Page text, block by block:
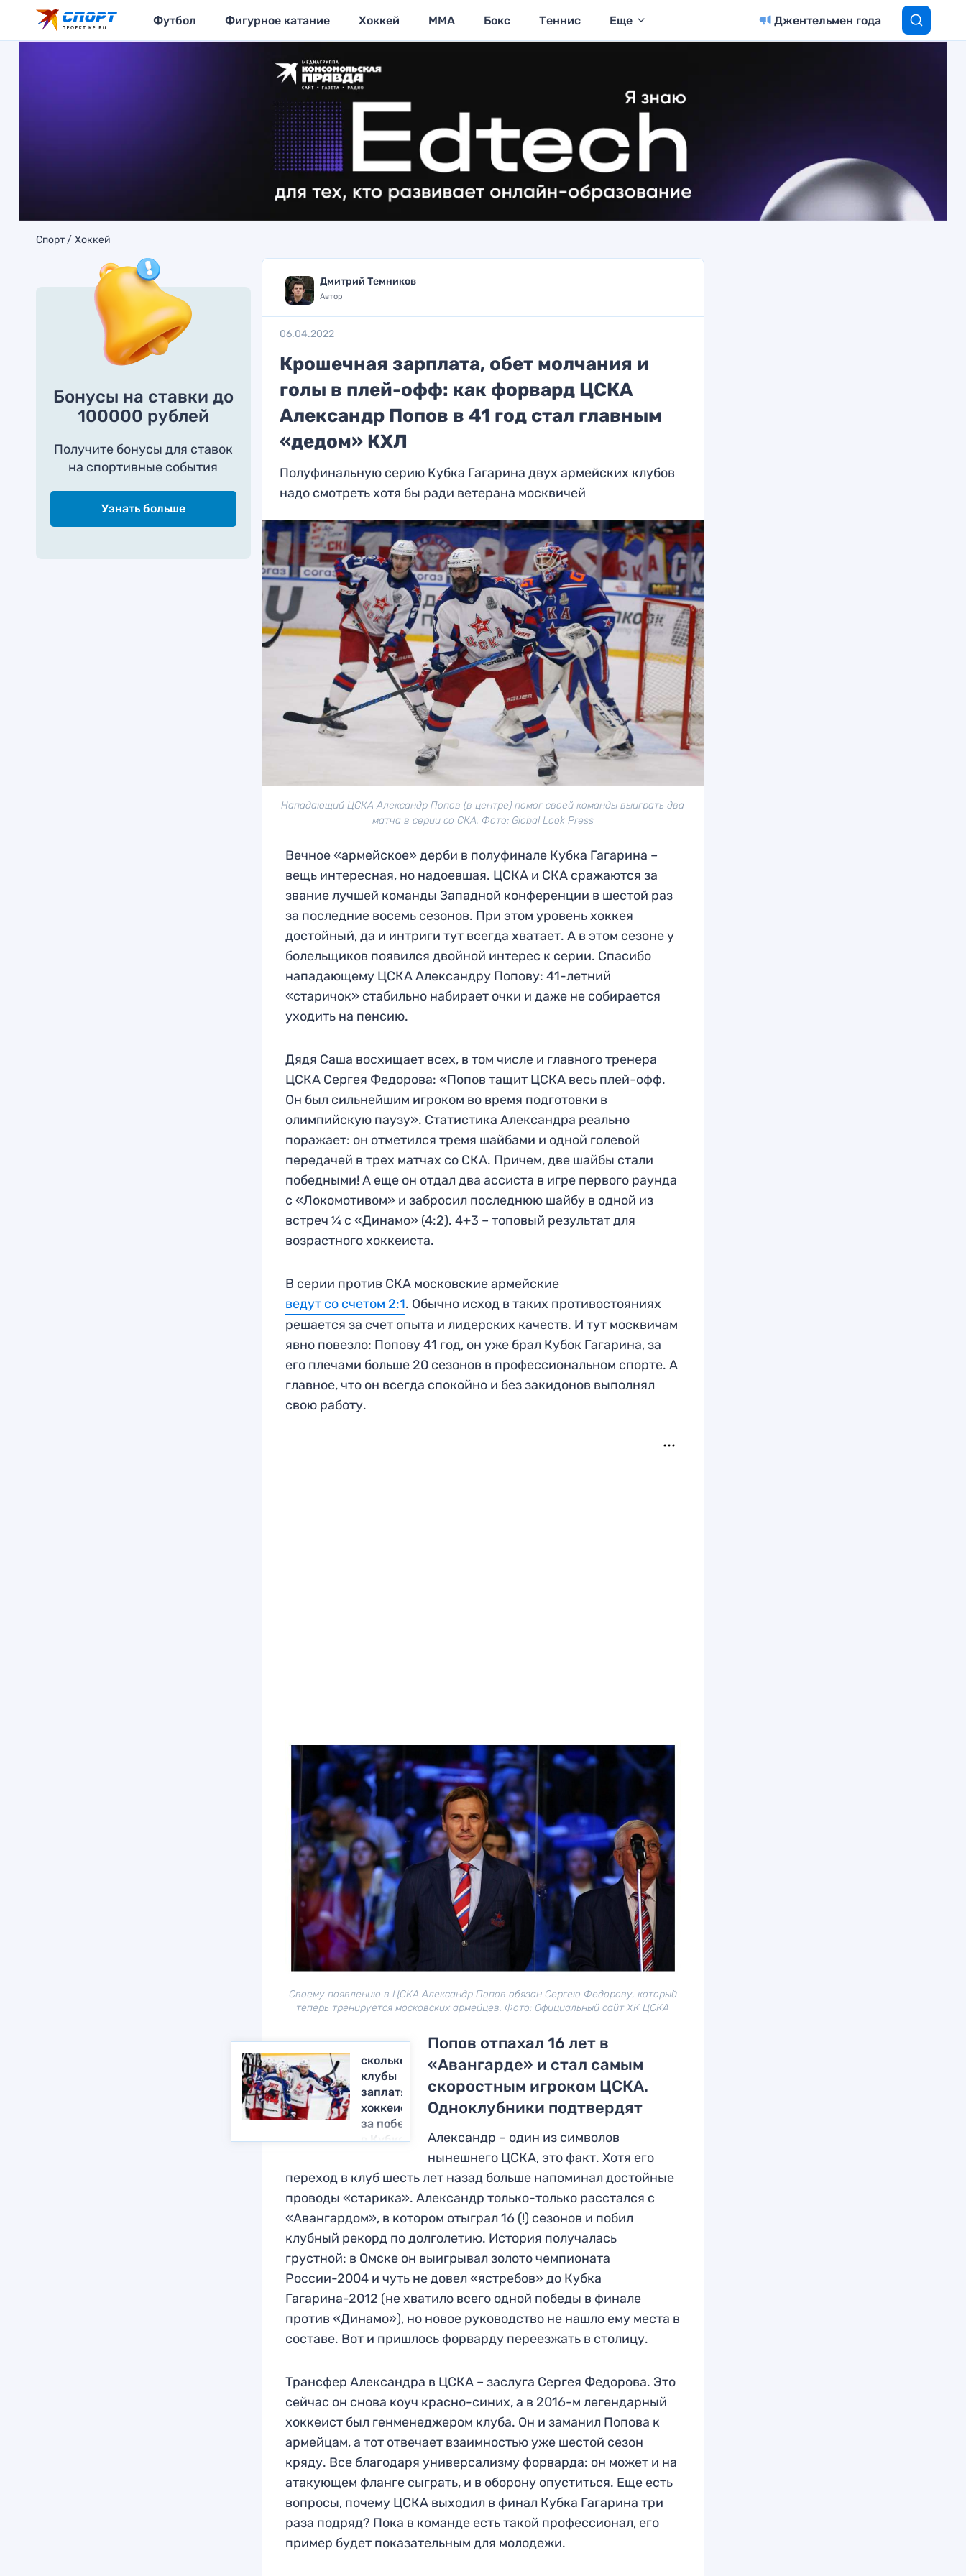
Футбол Фигурное катание Хоккей MMA Бокс Теннис Еще Джентельмен года
Спорт Хоккей
Бонусы на ставки до
100000 рублей
Получите бонусы для ставок
на спортивные события
Узнать больше
Дмитрий Темников
Автор
06.04.2022
Крошечная зарплата, обет молчания и
голы в плей-офф: как форвард ЦСКА
Александр Попов в 41 год стал главным
«дедом» КХЛ
Полуфинальную серию Кубка Гагарина двух армейских клубов
надо смотреть хотя бы ради ветерана москвичей
Нападающий ЦСКА Александр Попов (в центре) помог своей команды выиграть два
матча в серии со СКА, Фото: Global Look Press
Вечное «армейское» дерби в полуфинале Кубка Гагарина –
вещь интересная, но надоевшая. ЦСКА и СКА сражаются за
звание лучшей команды Западной конференции в шестой раз
за последние восемь сезонов. При этом уровень хоккея
достойный, да и интриги тут всегда хватает. А в этом сезоне у
болельщиков появился двойной интерес к серии. Спасибо
нападающему ЦСКА Александру Попову: 41-летний
«старичок» стабильно набирает очки и даже не собирается
уходить на пенсию.
Дядя Саша восхищает всех, в том числе и главного тренера
ЦСКА Сергея Федорова: «Попов тащит ЦСКА весь плей-офф.
Он был сильнейшим игроком во время подготовки в
олимпийскую паузу». Статистика Александра реально
поражает: он отметился тремя шайбами и одной голевой
передачей в трех матчах со СКА. Причем, две шайбы стали
победными! А еще он отдал два ассиста в игре первого раунда
с «Локомотивом» и забросил последнюю шайбу в одной из
встреч ¼ с «Динамо» (4:2). 4+3 – топовый результат для
возрастного хоккеиста.
В серии против СКА московские армейские
ведут со счетом 2:1. Обычно исход в таких противостояниях
решается за счет опыта и лидерских качеств. И тут москвичам
явно повезло: Попову 41 год, он уже брал Кубок Гагарина, за
его плечами больше 20 сезонов в профессиональном спорте. А
главное, что он всегда спокойно и без закидонов выполнял
свою работу.
Своему появлению в ЦСКА Александр Попов обязан Сергею Федорову, который
теперь тренируется московских армейцев. Фото: Официальный сайт ХК ЦСКА
сколько
клубы
заплатят
хоккеистам
за победу
в Кубке
Попов отпахал 16 лет в
«Авангарде» и стал самым
скоростным игроком ЦСКА.
Одноклубники подтвердят
Александр – один из символов
нынешнего ЦСКА, это факт. Хотя его
переход в клуб шесть лет назад больше напоминал достойные
проводы «старика». Александр только-только расстался с
«Авангардом», в котором отыграл 16 (!) сезонов и побил
клубный рекорд по долголетию. История получалась
грустной: в Омске он выигрывал золото чемпионата
России-2004 и чуть не довел «ястребов» до Кубка
Гагарина-2012 (не хватило всего одной победы в финале
против «Динамо»), но новое руководство не нашло ему места в
составе. Вот и пришлось форварду переезжать в столицу.
Трансфер Александра в ЦСКА – заслуга Сергея Федорова. Это
сейчас он снова коуч красно-синих, а в 2016-м легендарный
хоккеист был генменеджером клуба. Он и заманил Попова к
армейцам, а тот отвечает взаимностью уже шестой сезон
кряду. Все благодаря универсализму форварда: он может и на
атакующем фланге сыграть, и в оборону опуститься. Еще есть
вопросы, почему ЦСКА выходил в финал Кубка Гагарина три
раза подряд? Пока в команде есть такой профессионал, его
пример будет показательным для молодежи.